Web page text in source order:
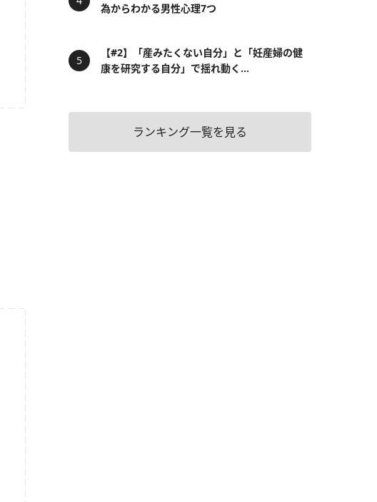
為からわかる男性心理7つ
【#2】「産みたくない自分」と「妊産婦の健
康を研究する自分」で揺れ動く...
ランキング一覧を見る